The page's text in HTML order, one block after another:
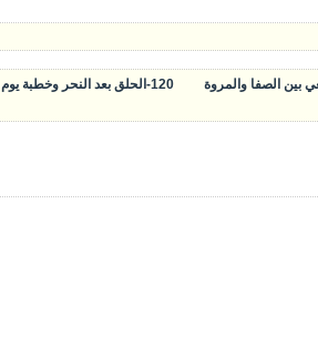
120-الحلق بعد النحر وخطبة يوم